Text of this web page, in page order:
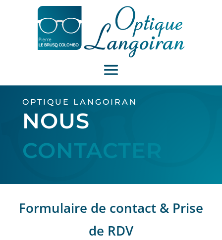
OPTIQUE LANGOIRAN
NOUS
CONTACTER
Formulaire de contact & Prise
de RDV